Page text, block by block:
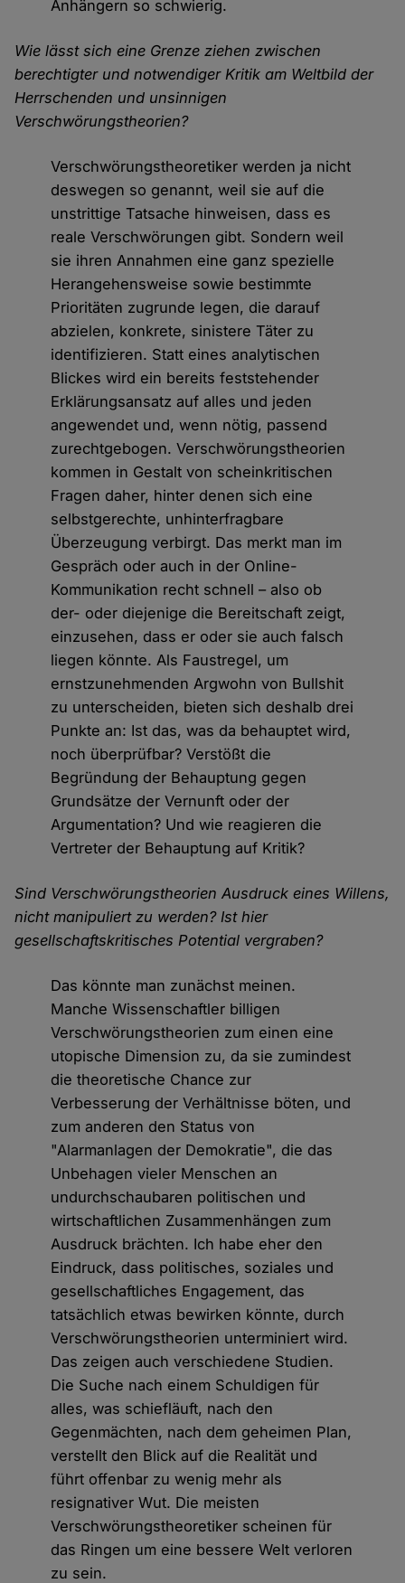
Anhängern so schwierig.
Wie lässt sich eine Grenze ziehen zwischen
berechtigter und notwendiger Kritik am Weltbild der
Herrschenden und unsinnigen
Verschwörungstheorien?
Verschwörungstheoretiker werden ja nicht
deswegen so genannt, weil sie auf die
unstrittige Tatsache hinweisen, dass es
reale Verschwörungen gibt. Sondern weil
sie ihren Annahmen eine ganz spezielle
Herangehensweise sowie bestimmte
Prioritäten zugrunde legen, die darauf
abzielen, konkrete, sinistere Täter zu
identifizieren. Statt eines analytischen
Blickes wird ein bereits feststehender
Erklärungsansatz auf alles und jeden
angewendet und, wenn nötig, passend
zurechtgebogen. Verschwörungstheorien
kommen in Gestalt von scheinkritischen
Fragen daher, hinter denen sich eine
selbstgerechte, unhinterfragbare
Überzeugung verbirgt. Das merkt man im
Gespräch oder auch in der Online-
Kommunikation recht schnell – also ob
der- oder diejenige die Bereitschaft zeigt,
einzusehen, dass er oder sie auch falsch
liegen könnte. Als Faustregel, um
ernstzunehmenden Argwohn von Bullshit
zu unterscheiden, bieten sich deshalb drei
Punkte an: Ist das, was da behauptet wird,
noch überprüfbar? Verstößt die
Begründung der Behauptung gegen
Grundsätze der Vernunft oder der
Argumentation? Und wie reagieren die
Vertreter der Behauptung auf Kritik?
Sind Verschwörungstheorien Ausdruck eines Willens,
nicht manipuliert zu werden? Ist hier
gesellschaftskritisches Potential vergraben?
Das könnte man zunächst meinen.
Manche Wissenschaftler billigen
Verschwörungstheorien zum einen eine
utopische Dimension zu, da sie zumindest
die theoretische Chance zur
Verbesserung der Verhältnisse böten, und
zum anderen den Status von
"Alarmanlagen der Demokratie", die das
Unbehagen vieler Menschen an
undurchschaubaren politischen und
wirtschaftlichen Zusammenhängen zum
Ausdruck brächten. Ich habe eher den
Eindruck, dass politisches, soziales und
gesellschaftliches Engagement, das
tatsächlich etwas bewirken könnte, durch
Verschwörungstheorien unterminiert wird.
Das zeigen auch verschiedene Studien.
Die Suche nach einem Schuldigen für
alles, was schiefläuft, nach den
Gegenmächten, nach dem geheimen Plan,
verstellt den Blick auf die Realität und
führt offenbar zu wenig mehr als
resignativer Wut. Die meisten
Verschwörungstheoretiker scheinen für
das Ringen um eine bessere Welt verloren
zu sein.